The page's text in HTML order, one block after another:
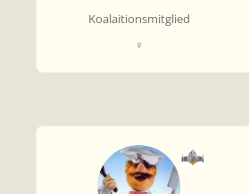
Koalaitionsmitglied
♀